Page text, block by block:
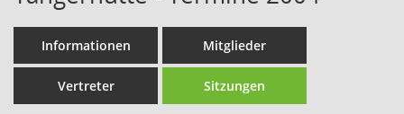
Informationen Mitglieder
Vertreter Sitzungen